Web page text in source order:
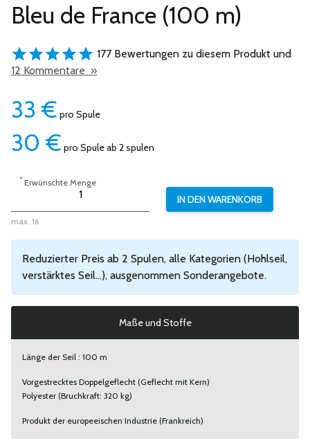
Bleu de France (100 m)
177 Bewertungen zu diesem Produkt und
12 Kommentare »
33 € pro Spule
30 € pro Spule ab 2 spulen
*Erwünschte Menge
max. 16
Reduzierter Preis ab 2 Spulen, alle Kategorien (Hohlseil,
verstärktes Seil...), ausgenommen Sonderangebote.
Maße und Stoffe
Länge der Seil : 100 m
Vorgestrecktes Doppelgeflecht (Geflecht mit Kern)
Polyester (Bruchkraft: 320 kg)
Produkt der europeeischen Industrie (Frankreich)